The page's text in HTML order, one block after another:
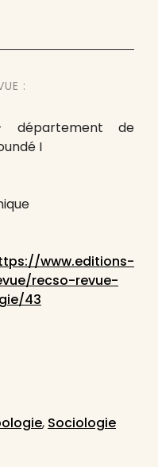
:
département de
I
www.editions-
recso-revue-
43
, Sociologie